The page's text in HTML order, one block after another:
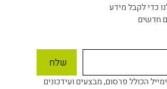
כדי לקבל מידע
חדשים
הכולל פרסום, מבצעים ועידכונים